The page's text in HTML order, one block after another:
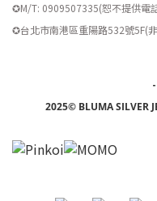
✪M/T: 0909507335(恕不提供電
​✪台北市南港區重陽路532號5F(
-
2025© BLUMA SILVER